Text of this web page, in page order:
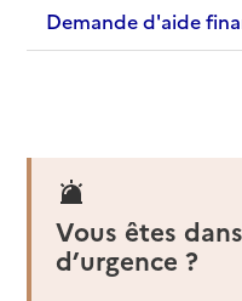
Demande d'aide
Vous êtes
d’urgence ?